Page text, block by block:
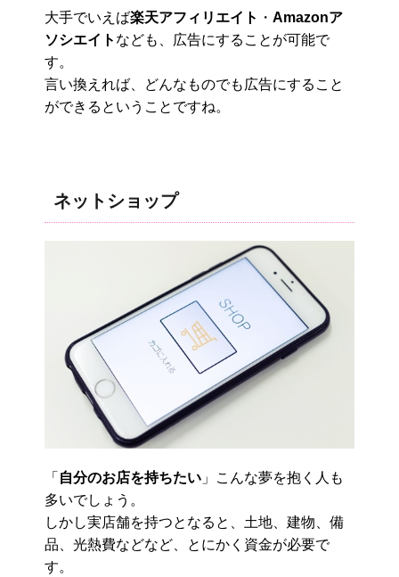
大手でいえば楽天アフィリエイト ・ Amazonア
ソシエイト なども、広告にすることが可能で
す。
言い換えれば、どんなものでも広告にすること
ができるということですね。
ネットショップ
「 自分のお店を持ちたい 」こんな夢を抱く人も
多いでしょう。
しかし実店舗を持つとなると、土地、建物、備
品、光熱費などなど、とにかく資金が必要で
す。